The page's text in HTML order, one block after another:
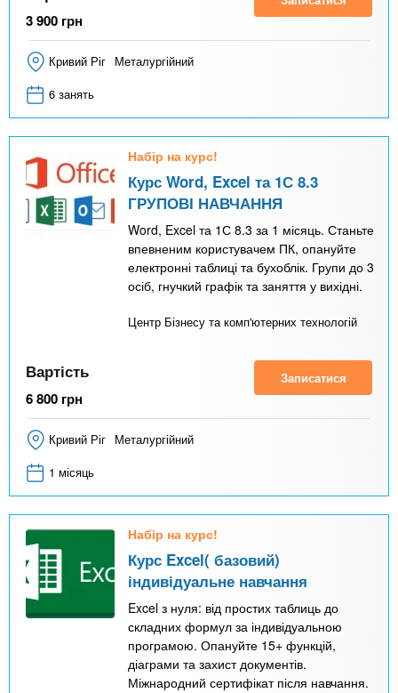
3 900 грн
Кривий Ріг Металургійний
6 занять
Набір на курс!
Курс Word, Excel та 1С 8.3
ГРУПОВІ НАВЧАННЯ
Word, Excel та 1С 8.3 за 1 місяць. Станьте
впевненим користувачем ПК, опануйте
електронні таблиці та бухоблік. Групи до 3
осіб, гнучкий графік та заняття у вихідні.
Центр Бізнесу та комп'ютерних технологій
Вартість
6 800 грн
Записатися
Кривий Ріг Металургійний
1 місяць
Набір на курс!
Курс Excel( базовий)
індивідуальне навчання
Excel з нуля: від простих таблиць до
складних формул за індивідуальною
програмою. Опануйте 15+ функцій,
діаграми та захист документів.
Міжнародний сертифікат після навчання.